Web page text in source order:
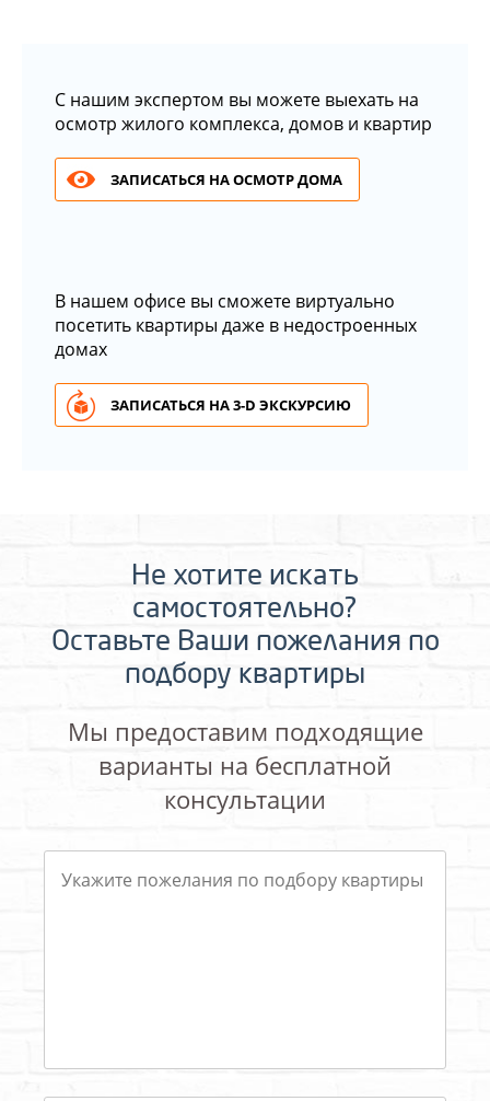
С нашим экспертом вы можете выехать на
осмотр жилого комплекса, домов и квартир
ЗАПИСАТЬСЯ НА ОСМОТР ДОМА
В нашем офисе вы сможете виртуально
посетить квартиры даже в недостроенных
домах
ЗАПИСАТЬСЯ НА 3-D ЭКСКУРСИЮ
Не хотите искать
самостоятельно?
Оставьте Ваши пожелания по
подбору квартиры
Мы предоставим подходящие
варианты на бесплатной
консультации